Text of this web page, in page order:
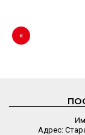
«
Адрес: